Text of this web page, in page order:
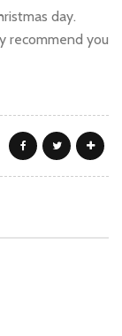
day.
recommend you